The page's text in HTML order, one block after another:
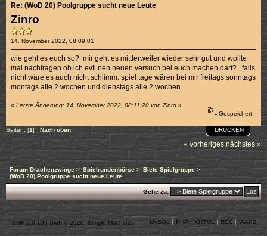
Zinro
14. November 2022, 08:09:01
Re: (WoD 20) Poolgruppe sucht neue Leute
wie geht es euch so? mir geht es mittlerweiler wieder sehr gut und wollte
mal nachfragen ob ich evtl nen neuen versuch bei euch machen darf? falls
nicht wäre es auch nicht schlimm. spiel tage wären bei mir freitags sonntags
montags alle 2 wochen und dienstags alle 2 wochen
«Letzte Änderung: 14. November 2022, 08:11:20 von Zinro »
Gespeichert
DRUCKEN
Seiten: [1]Nach oben
« vorheriges nächstes »
Forum Drachenzwinge> Spielrundenbörse> Biete Spielgruppe>
(WoD 20) Poolgruppe sucht neue Leute
Gehe zu:
SMF 2.0.19|SMF © 2020 Simple Machines MySQL PHP XHTML RSS WAP2